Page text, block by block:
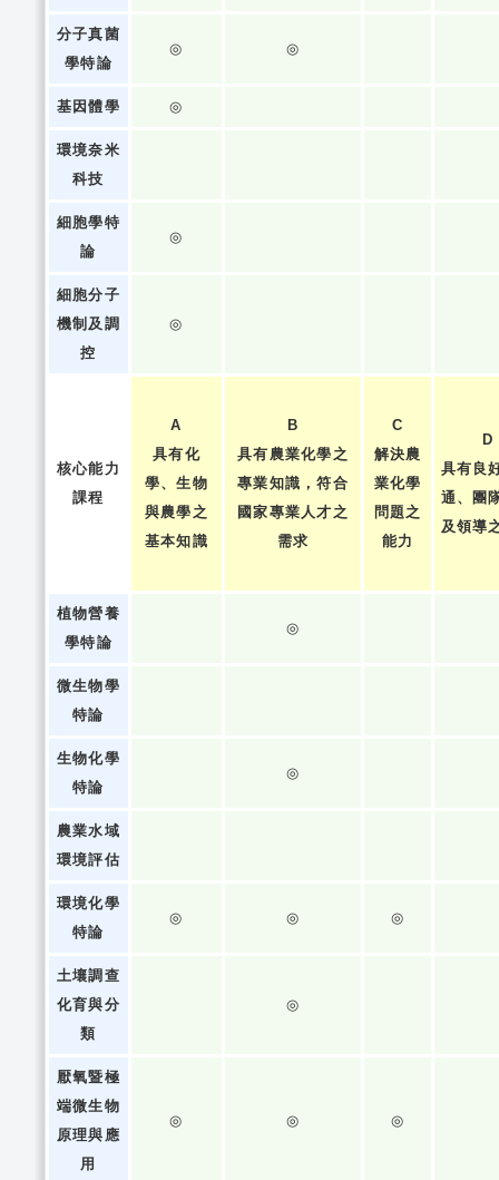
分子真菌
學特論
◎ ◎
基因體學 ◎
環境奈米
科技
細胞學特
論
◎
細胞分子
機制及調
控
◎
核心能力
課程
A
具有化
學、生物
與農學之
基本知識
B
具有農業化學之
專業知識，符合
國家專業人才之
需求
C
解決農
業化學
問題之
能力
D
具有良
通、團
及領導
植物營養
學特論
◎
微生物學
特論
生物化學
特論
◎
農業水域
環境評估
環境化學
特論
◎ ◎ ◎
土壤調查
化育與分
類
◎
厭氧暨極
端微生物
原理與應
用
◎ ◎ ◎